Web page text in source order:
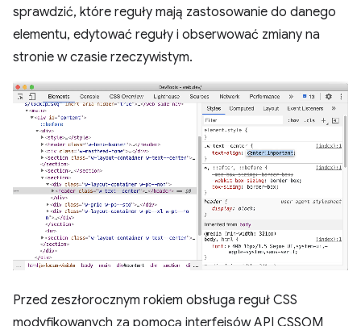
sprawdzić, które reguły mają zastosowanie do danego
elementu, edytować reguły i obserwować zmiany na
stronie w czasie rzeczywistym.
Przed zeszłorocznym rokiem obsługa reguł CSS
modyfikowanych za pomocą interfejsów API CSSOM